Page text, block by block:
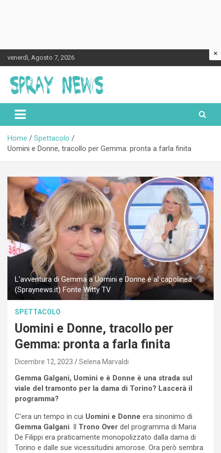
to
content
venerdì, Agosto 7, 2026
Spraynews.it
Home
Spettacolo
Uomini e Donne, tracollo per Gemma: pronta a farla finita
L'avventura di Gemma a Uomini e Donne è al capolinea
(Spraynews.it) Fonte Witty TV
SPETTACOLO
Uomini e Donne, tracollo per
Gemma: pronta a farla finita
Dicembre 12, 2023 Selena Marvaldi
Gemma Galgani, Uomini e è Donne è una strada sul
viale del tramonto per la dama di Torino? Lascerà il
programma?
C’era un tempo in cui Uomini e Donne era sinonimo di
Gemma Galgani. Il Trono Over del programma di Maria
De Filippi era praticamente monopolizzato dalla dama di
Torino e dalle sue vicessitudini amorose. Ora però sembra
×